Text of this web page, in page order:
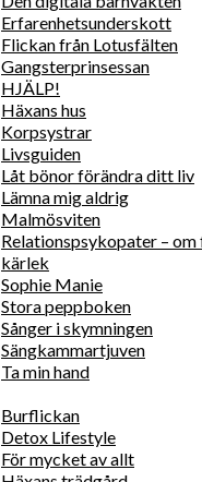
Erfarenhetsunderskott
Flickan från Lotusfälten
Gangsterprinsessan
HJÄLP!
Häxans hus
Korpsystrar
Livsguiden
Låt bönor förändra ditt liv
Lämna mig aldrig
Malmösviten
Relationspsykopater –
kärlek
Sophie Manie
Stora peppboken
Sånger i skymningen
Sängkammartjuven
Ta min hand
Burflickan
Detox Lifestyle
För mycket av allt